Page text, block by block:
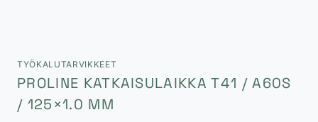
TYÖKALUTARVIKKEET
PROLINE KATKAISULAIKKA T41 / A60S
/ 125×1.0 MM